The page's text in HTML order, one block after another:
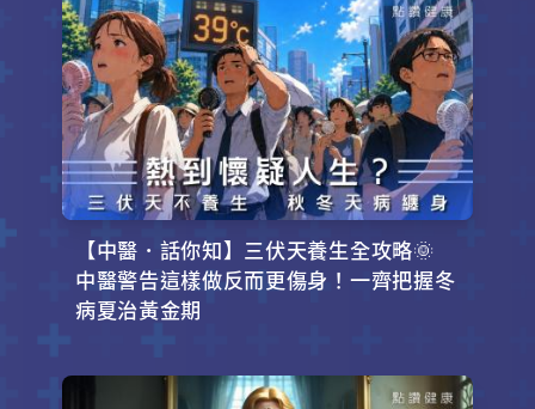
【中醫．話你知】三伏天養生全攻略🌞
中醫警告這樣做反而更傷身！一齊把握冬
病夏治黃金期